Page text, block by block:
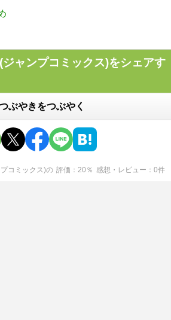
ャンプコミックス)をシェアす
ぶやきをつぶやく
コミックス)の 評価 20 ％ 感想・レビュー 0件